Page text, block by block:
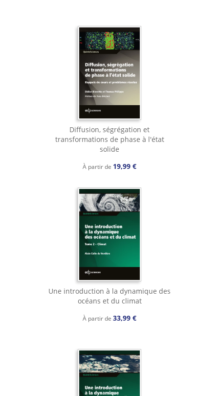
Diffusion, ségrégation et
transformations de phase à l'état
solide
À partir de 19,99 €
Une introduction à la dynamique des
océans et du climat
À partir de 33,99 €